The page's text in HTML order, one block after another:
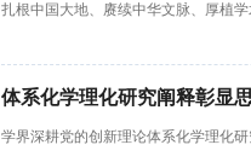
扎根中国大地、赓续中华文脉、厚植
体系化学理化研究阐释彰显
学界深耕党的创新理论体系化学理化研